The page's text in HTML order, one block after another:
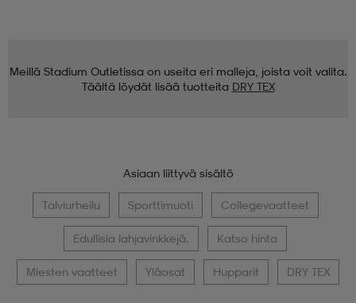
Meillä Stadium Outletissa on useita eri malleja, joista voit valita.
Täältä löydät lisää tuotteita DRY TEX
Asiaan liittyvä sisältö
Talviurheilu Sporttimuoti Collegevaatteet
Edullisia lahjavinkkejä. Katso hinta
Miesten vaatteet Yläosat Hupparit DRY TEX